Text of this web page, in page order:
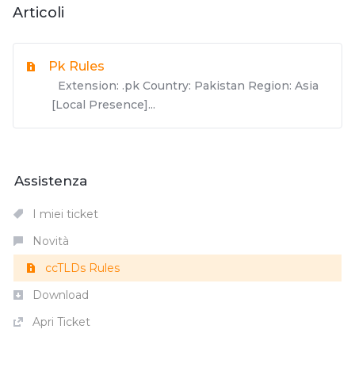
Articoli
Pk Rules
Extension: .pk Country: Pakistan Region: Asia
[Local Presence]...
Assistenza
I miei ticket
Novità
ccTLDs Rules
Download
Apri Ticket